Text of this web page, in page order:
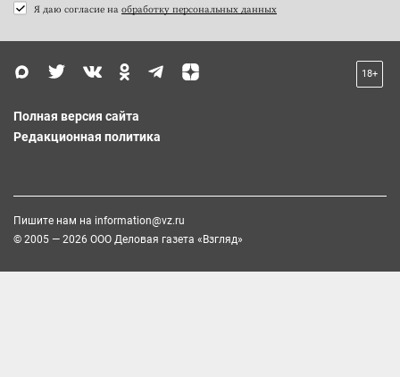
Я даю согласие на обработку персональных данных
18+
Полная версия сайта
Редакционная политика
Пишите нам на information@vz.ru
© 2005 — 2026 ООО Деловая газета «Взгляд»